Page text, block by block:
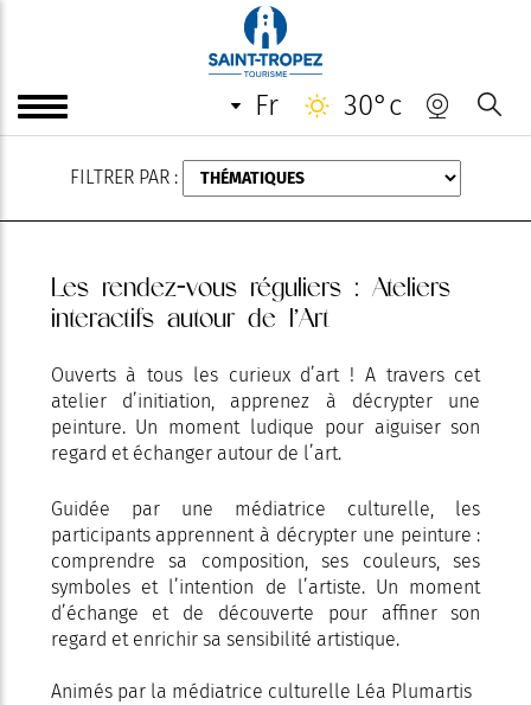
fr 30°c
FILTRER PAR :
Les rendez-vous réguliers : Ateliers
interactifs autour de l’Art
Ouverts à tous les curieux d’art ! A travers cet
atelier d’initiation, apprenez à décrypter une
peinture. Un moment ludique pour aiguiser son
regard et échanger autour de l’art.
Guidée par une médiatrice culturelle, les
participants apprennent à décrypter une peinture :
comprendre sa composition, ses couleurs, ses
symboles et l’intention de l’artiste. Un moment
d’échange et de découverte pour affiner son
regard et enrichir sa sensibilité artistique.
Animés par la médiatrice culturelle Léa Plumartis